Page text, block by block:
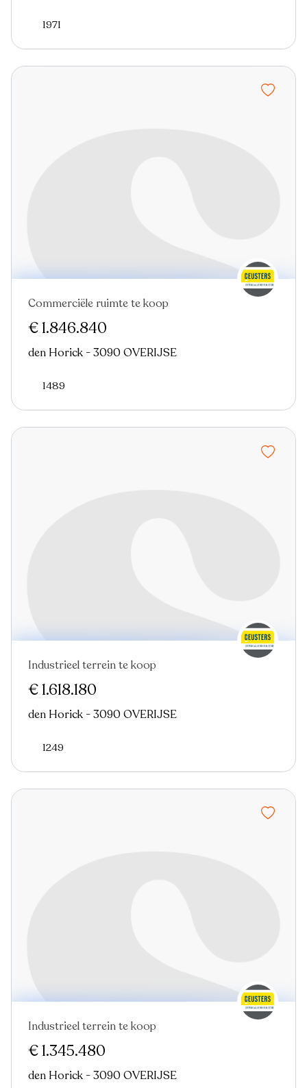
1971
Commerciële ruimte te koop
€ 1.846.840
den Horick - 3090 OVERIJSE
1489
Industrieel terrein te koop
€ 1.618.180
den Horick - 3090 OVERIJSE
1249
Industrieel terrein te koop
€ 1.345.480
den Horick - 3090 OVERIJSE